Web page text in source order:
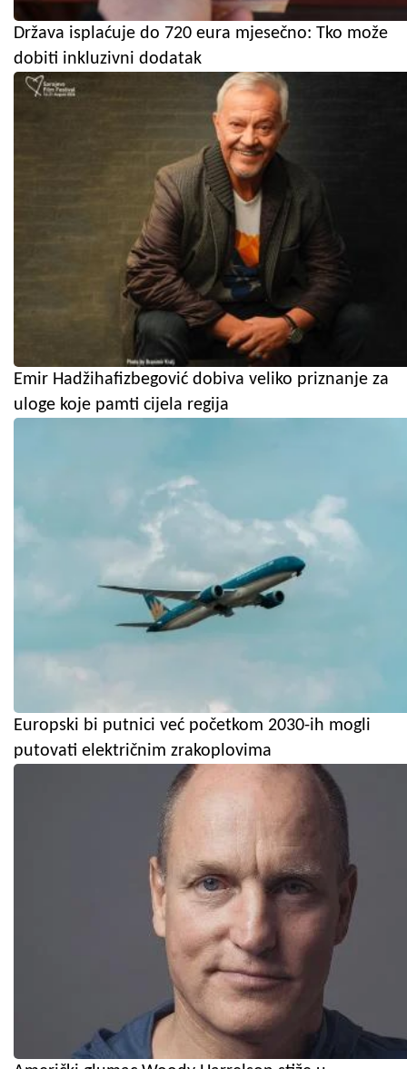
Država isplaćuje do 720 eura mjesečno: Tko može
dobiti inkluzivni dodatak
Emir Hadžihafizbegović dobiva veliko priznanje za
uloge koje pamti cijela regija
Europski bi putnici već početkom 2030-ih mogli
putovati električnim zrakoplovima